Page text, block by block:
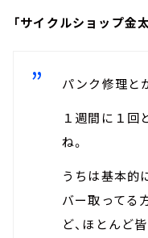
「サイクルショップ
パンク修理と
１週間に１回
ね。
うちは基本的
バー取ってる
ど、ほとんど